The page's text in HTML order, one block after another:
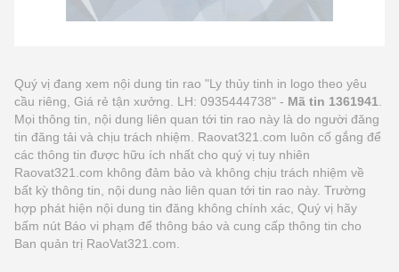
Quý vị đang xem nội dung tin rao "Ly thủy tinh in logo theo yêu
cầu riêng, Giá rẻ tận xưởng. LH: 0935444738" - Mã tin 1361941
Mọi thông tin, nội dung liên quan tới tin rao này là do người đăng
tin đăng tải và chịu trách nhiệm. Raovat321.com luôn cố gắng để
các thông tin được hữu ích nhất cho quý vị tuy nhiên
Raovat321.com không đảm bảo và không chịu trách nhiệm về
bất kỳ thông tin, nội dung nào liên quan tới tin rao này. Trường
hợp phát hiện nội dung tin đăng không chính xác, Quý vị hãy
bấm nút Báo vi phạm để thông báo và cung cấp thông tin cho
Ban quản trị RaoVat321.com.